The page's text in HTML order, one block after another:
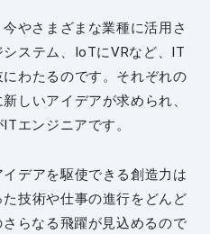
やさまざまな業種に活用さ
ステム、IoTにVRなど、IT
わたるのです。それぞれの
しいアイデアが求められ、
エンジニアです。
デアを駆使できる創造力は
技術や仕事の進行をどんど
らなる飛躍が見込めるので